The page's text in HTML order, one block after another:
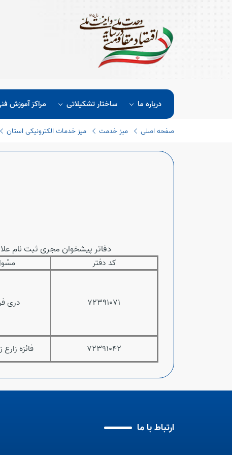
درباره ما ساختار تشکیلاتی مراکز آموزش
صفحه اصلی میز خدمت میز خدمات الکترونیکی استان
دفاتر پیشخوان مجری ثبت نام
کد دفتر
72391071 دری
72391042 فائزه
ارتباط با ما